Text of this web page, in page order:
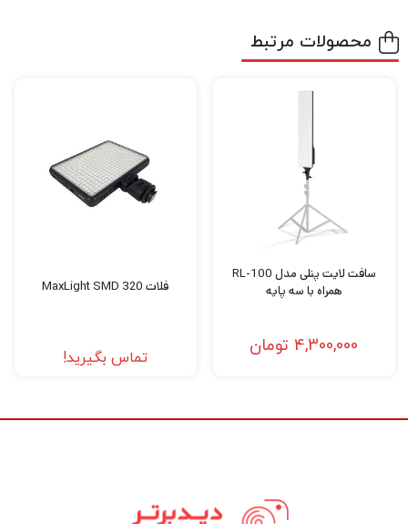
ریموت می باشد.
محصولات مرتبط
سافت لایت پنلی مدل RL-100
همراه با سه پایه
4,300,000 تومان
فلات MaxLight SMD 320
تماس بگیرید!